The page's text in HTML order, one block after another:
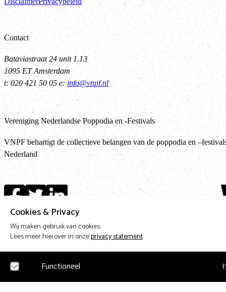
Cookies & Privacy
Wij maken gebruik van cookies.
Lees meer hierover in onzeprivacy statement.
Functioneel (
Contact
Bataviastraat 24 unit 1.13
1095 ET Amsterdam
t: 020 421 50 05 e: info@vnpf.nl
Vereniging Nederlandse Poppodia en -Festivals
VNPF behartigt de collectieve belangen van de poppodia en
Nederland
Design & Code by Eagerly